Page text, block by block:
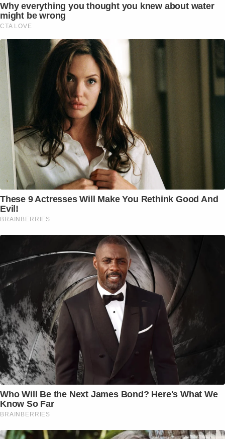
Why everything you thought you knew about water
might be wrong
CTA LOVE
These 9 Actresses Will Make You Rethink Good And
Evil!
BRAINBERRIES
Who Will Be the Next James Bond? Here's What We
Know So Far
BRAINBERRIES